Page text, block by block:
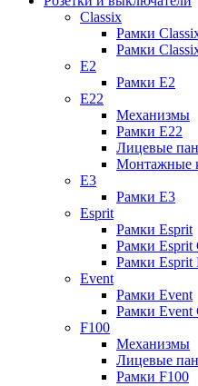
Classix
Рамки
Рамки
E2
Рамки E2
E22
Механизмы
Рамки E22
Лицевые
Монтажные
E3
Рамки E3
Esprit
Рамки Esprit
Рамки Esprit
Рамки Esprit
Event
Рамки Event
Рамки Event
F100
Механизмы
Лицевые
Рамки F100